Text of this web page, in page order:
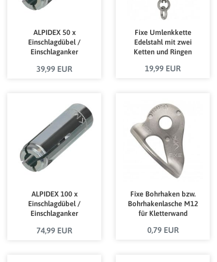
ALPIDEX 50 x
Einschlagdübel /
Einschlaganker
bauaufsichtlicher
39,99 EUR
Fixe Umlenkkette
Edelstahl mit zwei
Ketten und Ringen
19,99 EUR
ALPIDEX 100 x
Einschlagdübel /
Einschlaganker
bauaufsichtlicher
74,99 EUR
Fixe Bohrhaken bzw.
Bohrhakenlasche M12
für Kletterwand
0,79 EUR